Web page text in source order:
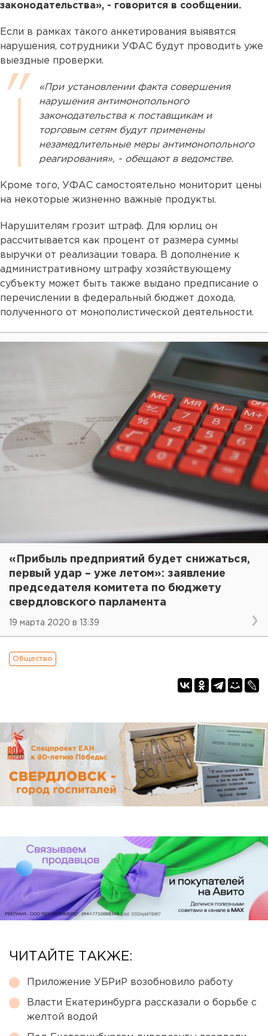
законодательства», - говорится в сообщении.
Если в рамках такого анкетирования выявятся
нарушения, сотрудники УФАС будут проводить уже
выездные проверки.
«При установлении факта совершения
нарушения антимонопольного
законодательства к поставщикам и
торговым сетям будут применены
незамедлительные меры антимонопольного
реагирования», - обещают в ведомстве.
Кроме того, УФАС самостоятельно мониторит цены
на некоторые жизненно важные продукты.
Нарушителям грозит штраф. Для юрлиц он
рассчитывается как процент от размера суммы
выручки от реализации товара. В дополнение к
административному штрафу хозяйствующему
субъекту может быть также выдано предписание о
перечислении в федеральный бюджет дохода,
полученного от монополистической деятельности.
«Прибыль предприятий будет снижаться,
первый удар – уже летом»: заявление
председателя комитета по бюджету
свердловского парламента
19 марта 2020 в 13:39
Общество
ЧИТАЙТЕ ТАКЖЕ:
Приложение УБРиР возобновило работу
Власти Екатеринбурга рассказали о борьбе с
желтой водой